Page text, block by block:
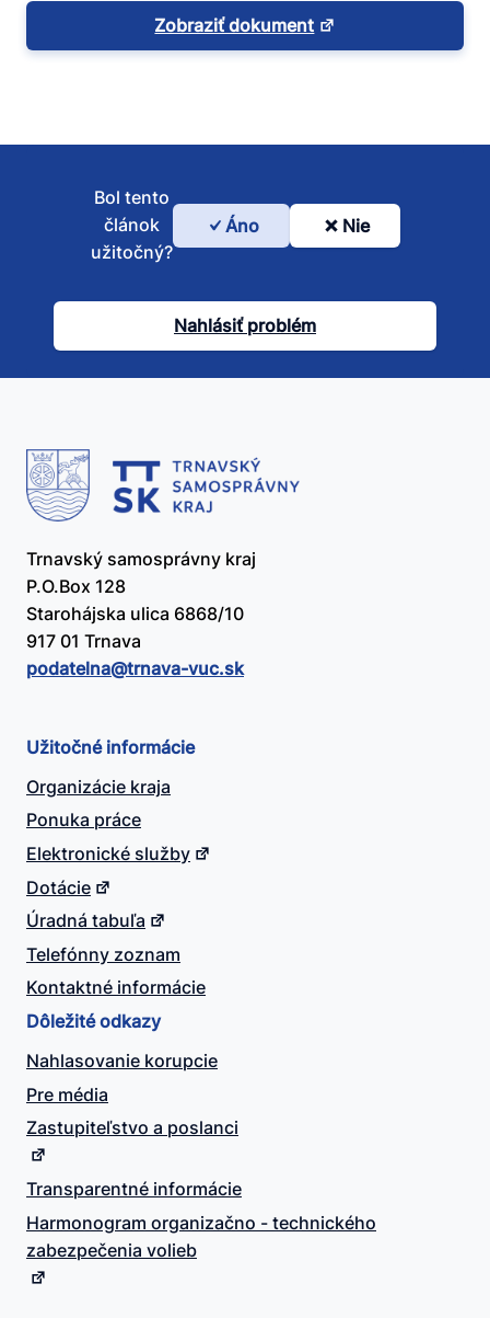
Zobraziť dokument
Bol
článok
užitočný?
Bol tento
článok
užitočný?
Áno Nie
Nahlásiť problém
Trnavský samosprávny kraj
P.O.Box 128
Starohájska ulica 6868/10
917 01 Trnava
podatelna@​trnava-vuc.sk
Užitočné informácie
Organizácie kraja
Ponuka práce
Elektronické služby
Dotácie
Úradná tabuľa
Telefónny zoznam
Kontaktné informácie
Dôležité odkazy
Nahlasovanie korupcie
Pre média
Zastupiteľstvo a poslanci
Transparentné informácie
Harmonogram organizačno - technického
zabezpečenia volieb